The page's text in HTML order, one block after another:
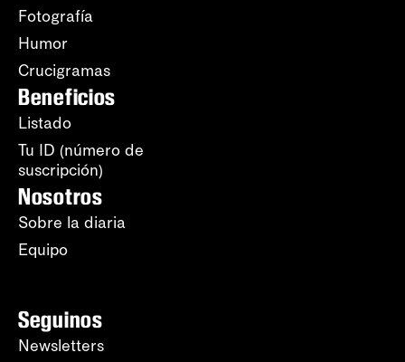
Fotografía
Humor
Crucigramas
Beneficios
Listado
Tu ID (número de
suscripción)
Nosotros
Sobre la diaria
Equipo
Seguinos
Newsletters